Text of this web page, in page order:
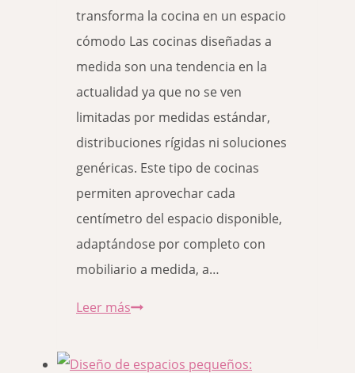
transforma la cocina en un espacio
cómodo Las cocinas diseñadas a
medida son una tendencia en la
actualidad ya que no se ven
limitadas por medidas estándar,
distribuciones rígidas ni soluciones
genéricas. Este tipo de cocinas
permiten aprovechar cada
centímetro del espacio disponible,
adaptándose por completo con
mobiliario a medida, a…
Leer másCocinas